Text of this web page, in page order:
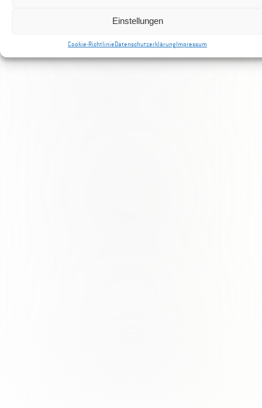
Einstellungen
Cookie-RichtlinieDatenschutzerklärungImpressum
IOC HYDRA PC +